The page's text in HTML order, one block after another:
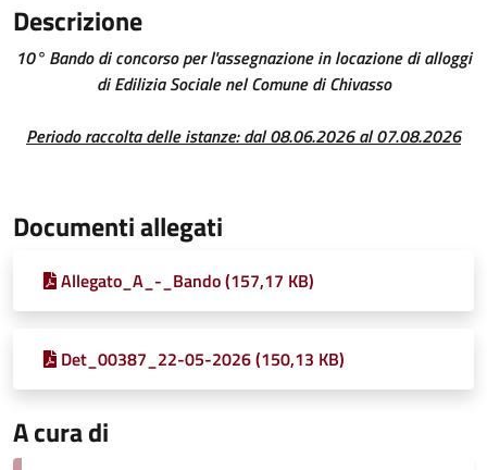
Descrizione
10° Bando di concorso per l'assegnazione in locazione di alloggi
di Edilizia Sociale nel Comune di Chivasso
Periodo raccolta delle istanze: dal 08.06.2026 al 07.08.2026
Documenti allegati
Allegato_A_-_Bando (157,17 KB)
Det_00387_22-05-2026 (150,13 KB)
A cura di